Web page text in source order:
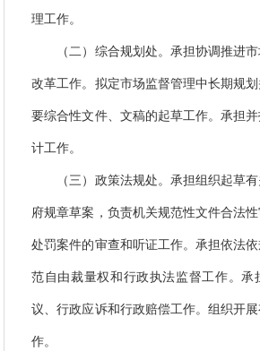
数据
政府信息公开
理工作。
（二）综合规划处。承担协调推进市
改革工作。拟定市场监督管理中长期规
要综合性文件、文稿的起草工作。承担
计工作。
（三）政策法规处。承担组织起草有
府规章草案，负责机关规范性文件合法
处罚案件的审查和听证工作。承担依法
范自由裁量权和行政执法监督工作。承
议、行政应诉和行政赔偿工作。组织开
作。